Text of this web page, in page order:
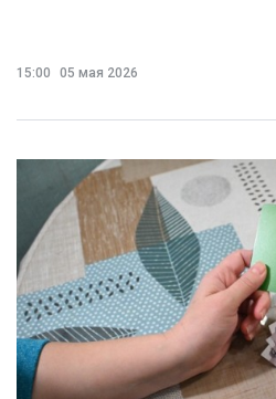
15:00 05 мая 2026